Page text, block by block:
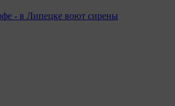
- в Липецке воют сирены